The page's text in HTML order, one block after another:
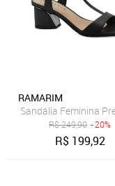
RAMARIM
Sandália Feminina
R$249,90 - 20%
R$ 199,92